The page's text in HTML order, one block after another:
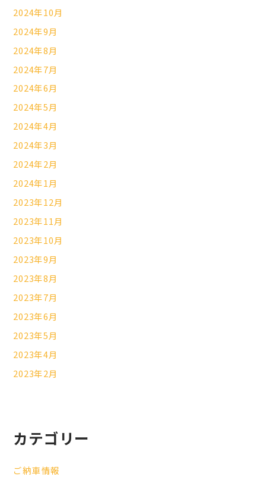
2024年10月
2024年9月
2024年8月
2024年7月
2024年6月
2024年5月
2024年4月
2024年3月
2024年2月
2024年1月
2023年12月
2023年11月
2023年10月
2023年9月
2023年8月
2023年7月
2023年6月
2023年5月
2023年4月
2023年2月
カテゴリー
ご納車情報